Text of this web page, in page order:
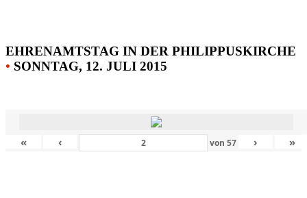
EHRENAMTSTAG IN DER PHILIPPUSKIRCHE
• SONNTAG, 12. JULI 2015
« ‹ von57 › »